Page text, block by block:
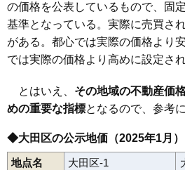
の価格を公表しているもので、固
基準となっている。実際に売買さ
がある。都心では実際の価格より
では実際の価格より高めに設定され
とはいえ、 その地域の不動産価
めの重要な指標となるので、参考
◆大田区の公示地価（2025年1月）
地点名 大田区-1